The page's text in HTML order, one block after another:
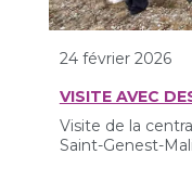
24 février 2026
VISITE AVEC
Visite de la
Saint-Genest-